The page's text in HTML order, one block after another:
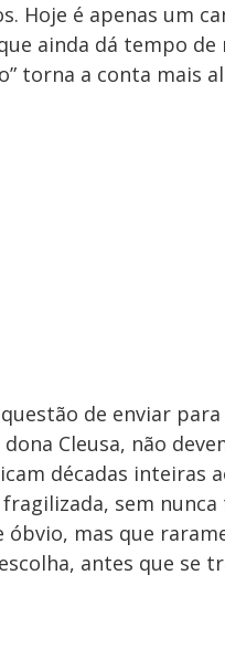
Hoje é apenas um
ainda dá tempo
torna a conta mais
de enviar
Cleusa, não
décadas inteiras
fragilizada, sem
óbvio, mas que
antes que se